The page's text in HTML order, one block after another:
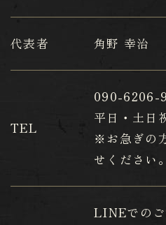
代表者 角野 幸治
TEL
090-6206-
平日・土日
※お急ぎの
せください。
LINEでの